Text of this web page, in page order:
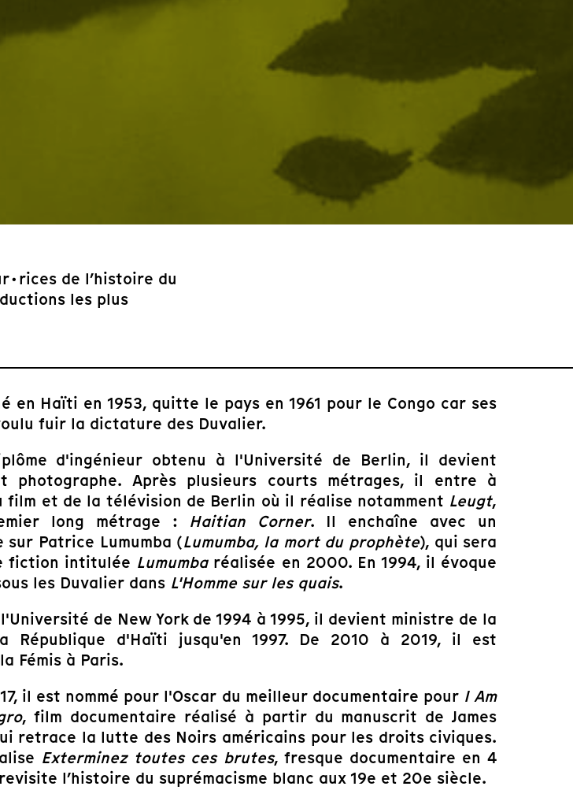
de l’histoire du
les plus
en Haïti en 1953, quitte le pays en 1961 pour le Congo car ses
fuir la dictature des Duvalier.
d'ingénieur obtenu à l'Université de Berlin, il devient
photographe. Après plusieurs courts métrages, il entre à
film et de la télévision de Berlin où il réalise notamment Leugt,
long métrage : Haitian Corner. Il enchaîne avec un
sur Patrice Lumumba (Lumumba, la mort du prophète), qui sera
fiction intitulée Lumumbaréalisée en 2000. En 1994, il évoque
les Duvalier dans L'Homme sur les quais.
de New York de 1994 à 1995, il devient ministre de la
République d'Haïti jusqu'en 1997. De 2010 à 2019, il est
Fémis à Paris.
il est nommé pour l'Oscar du meilleur documentaire pour I Am
, film documentaire réalisé à partir du manuscrit de James
retrace la lutte des Noirs américains pour les droits civiques.
Exterminez toutes ces brutes, fresque documentaire en 4
l’histoire du suprémacisme blanc aux 19e et 20e siècle.